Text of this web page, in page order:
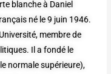
blanche à Daniel
né le 9 juin 1946.
membre de
Il a fondé le
normale supérieure),